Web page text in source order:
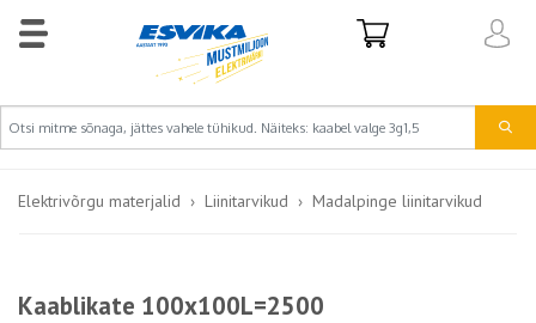
Elektrivõrgu materjalid Liinitarvikud Madalpinge liinitarvikud
Kaablikate 100x100L=2500